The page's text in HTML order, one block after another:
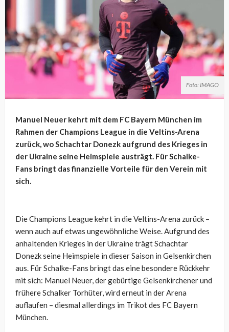
Foto: IMAGO
Manuel Neuer kehrt mit dem FC Bayern München im
Rahmen der Champions League in die Veltins-Arena
zurück, wo Schachtar Donezk aufgrund des Krieges in
der Ukraine seine Heimspiele austrägt. Für Schalke-
Fans bringt das finanzielle Vorteile für den Verein mit
sich.
Die Champions League kehrt in die Veltins-Arena zurück –
wenn auch auf etwas ungewöhnliche Weise. Aufgrund des
anhaltenden Krieges in der Ukraine trägt Schachtar
Donezk seine Heimspiele in dieser Saison in Gelsenkirchen
aus. Für Schalke-Fans bringt das eine besondere Rückkehr
mit sich: Manuel Neuer, der gebürtige Gelsenkirchener und
frühere Schalker Torhüter, wird erneut in der Arena
auflaufen – diesmal allerdings im Trikot des FC Bayern
München.